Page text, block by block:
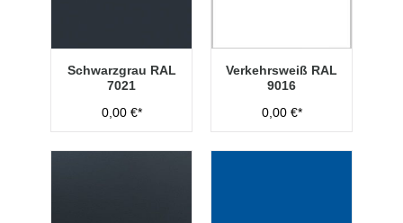
Schwarzgrau RAL
7021
0,00 €*
Verkehrsweiß RAL
9016
0,00 €*